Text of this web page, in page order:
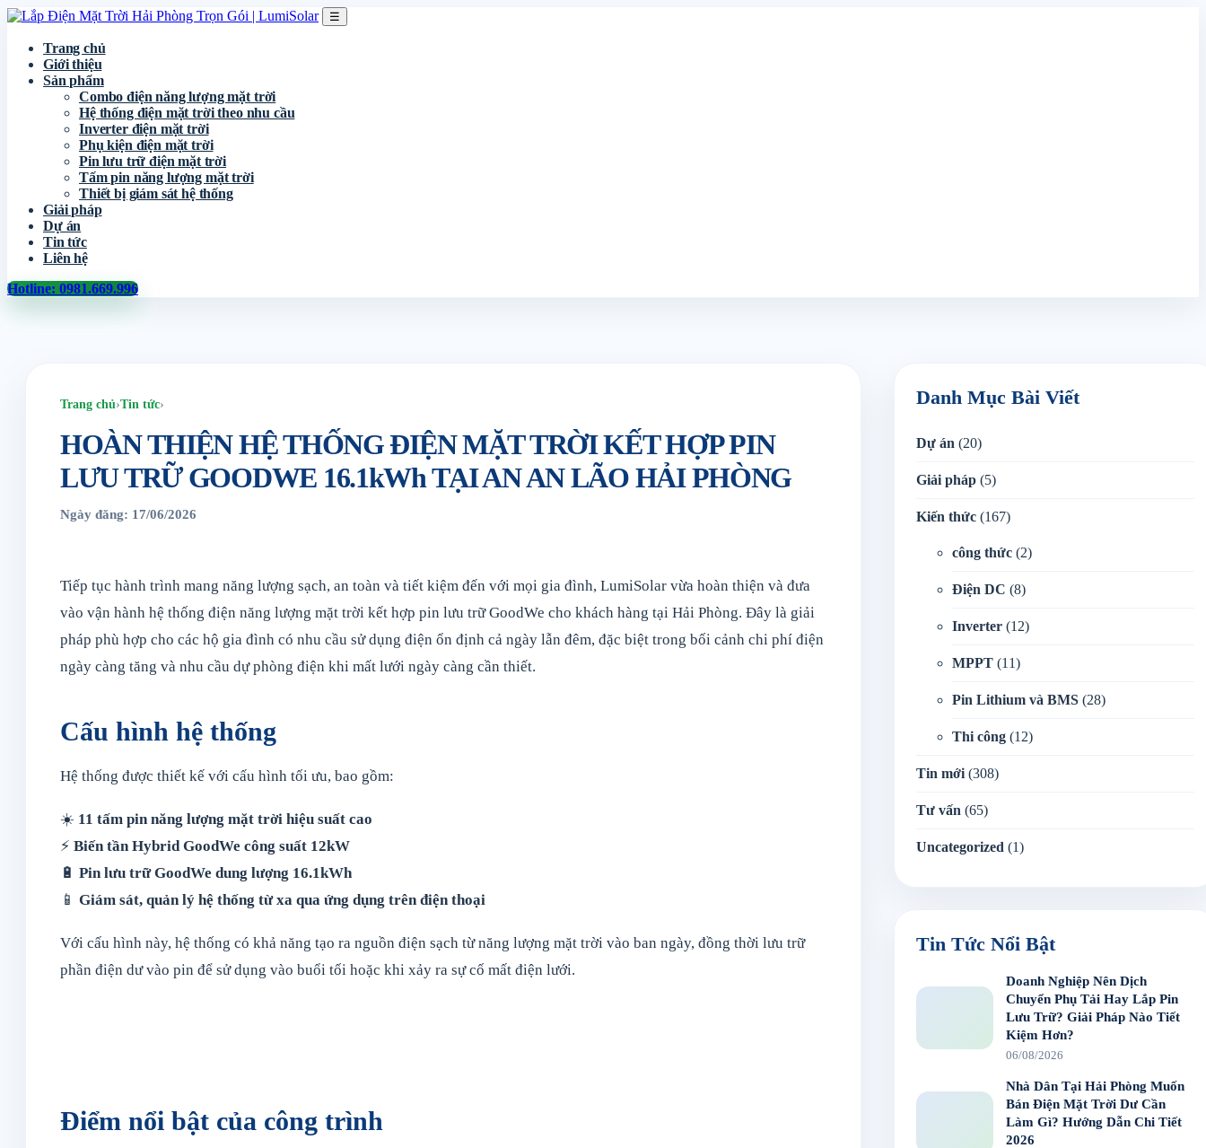
☰
Trang chủ
Giới thiệu
Sản phẩm
Combo điện năng lượng mặt trời
Hệ thống điện mặt trời theo nhu cầu
Inverter điện mặt trời
Phụ kiện điện mặt trời
Pin lưu trữ điện mặt trời
Tấm pin năng lượng mặt trời
Thiết bị giám sát hệ thống
Giải pháp
Dự án
Tin tức
Liên hệ
Hotline: 0981.669.996
Trang chủ›Tin tức›
HOÀN THIỆN HỆ THỐNG ĐIỆN MẶT TRỜI KẾT HỢP PIN
LƯU TRỮ GOODWE 16.1kWh TẠI AN AN LÃO HẢI PHÒNG
Ngày đăng: 17/06/2026
Tiếp tục hành trình mang năng lượng sạch, an toàn và tiết kiệm đến với mọi gia đình, LumiSolar vừa hoàn thiện và đưa
vào vận hành hệ thống điện năng lượng mặt trời kết hợp pin lưu trữ GoodWe cho khách hàng tại Hải Phòng. Đây là giải
pháp phù hợp cho các hộ gia đình có nhu cầu sử dụng điện ổn định cả ngày lẫn đêm, đặc biệt trong bối cảnh chi phí điện
ngày càng tăng và nhu cầu dự phòng điện khi mất lưới ngày càng cần thiết.
Cấu hình hệ thống
Hệ thống được thiết kế với cấu hình tối ưu, bao gồm:
☀️ 11 tấm pin năng lượng mặt trời hiệu suất cao
⚡ Biến tần Hybrid GoodWe công suất 12kW
🔋 Pin lưu trữ GoodWe dung lượng 16.1kWh
📱 Giám sát, quản lý hệ thống từ xa qua ứng dụng trên điện thoại
Với cấu hình này, hệ thống có khả năng tạo ra nguồn điện sạch từ năng lượng mặt trời vào ban ngày, đồng thời lưu trữ
phần điện dư vào pin để sử dụng vào buổi tối hoặc khi xảy ra sự cố mất điện lưới.
Điểm nổi bật của công trình
Danh Mục Bài Viết
Dự án (20)
Giải pháp (5)
Kiến thức (167)
công thức (2)
Điện DC (8)
Inverter (12)
MPPT (11)
Pin Lithium và BMS (28)
Thi công (12)
Tin mới (308)
Tư vấn (65)
Uncategorized (1)
Tin Tức Nổi Bật
Doanh Nghiệp Nên Dịch
Chuyển Phụ Tải Hay Lắp Pin
Lưu Trữ? Giải Pháp Nào Tiết
Kiệm Hơn?
06/08/2026
Nhà Dân Tại Hải Phòng Muốn
Bán Điện Mặt Trời Dư Cần
Làm Gì? Hướng Dẫn Chi Tiết
2026